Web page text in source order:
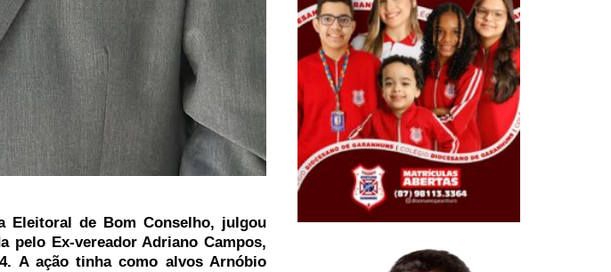
Eleitoral de Bom Conselho, julgou
pelo Ex-vereador Adriano Campos,
A ação tinha como alvos Arnóbio